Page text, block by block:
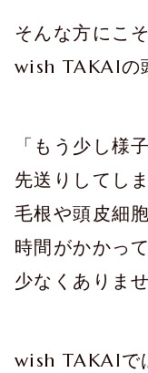
そんな方にこそ
wish TAKAIの
「もう少し様
先送りしてし
毛根や頭皮細
時間がかかっ
少なくありませ
wish TAKAIで